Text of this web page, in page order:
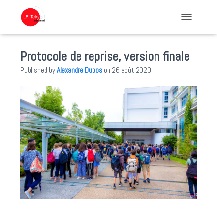
Protocole de reprise, version finale
Published byAlexandre Dubos on 26 août 2020